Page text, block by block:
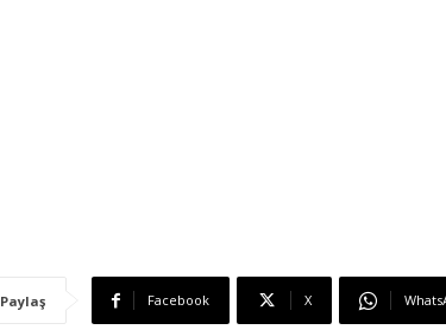
Paylaş Facebook X